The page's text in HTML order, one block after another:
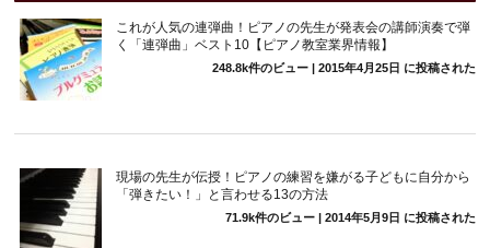
これが人気の連弾曲！ピアノの先生が発表会の講師演奏で弾
く「連弾曲」ベスト10【ピアノ教室業界情報】
248.8k件のビュー| 2015年4月25日 に投稿された
現場の先生が伝授！ピアノの練習を嫌がる子どもに自分から
「弾きたい！」と言わせる13の方法
71.9k件のビュー| 2014年5月9日 に投稿された